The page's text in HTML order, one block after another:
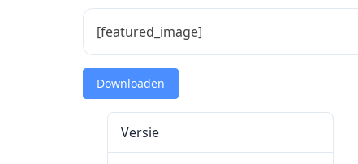
[featured_image]
Downloaden
Versie